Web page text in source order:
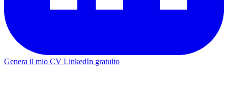
Genera il mio CV LinkedIn gratuito